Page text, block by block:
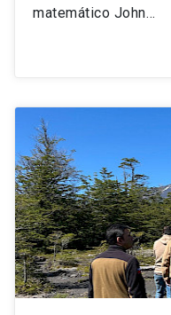
matemático John…